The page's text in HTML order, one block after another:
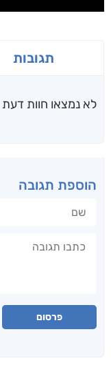
תגובות
לא נמצאו חוות דעת
הוספת תגובה
פרסום